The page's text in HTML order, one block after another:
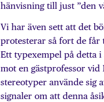
hänvisning till just ”den
Vi har även sett att det
protesterar så fort de får
Ett typexempel på detta
mot en gästprofessor
stereotyper använde sig
signaler om att denna